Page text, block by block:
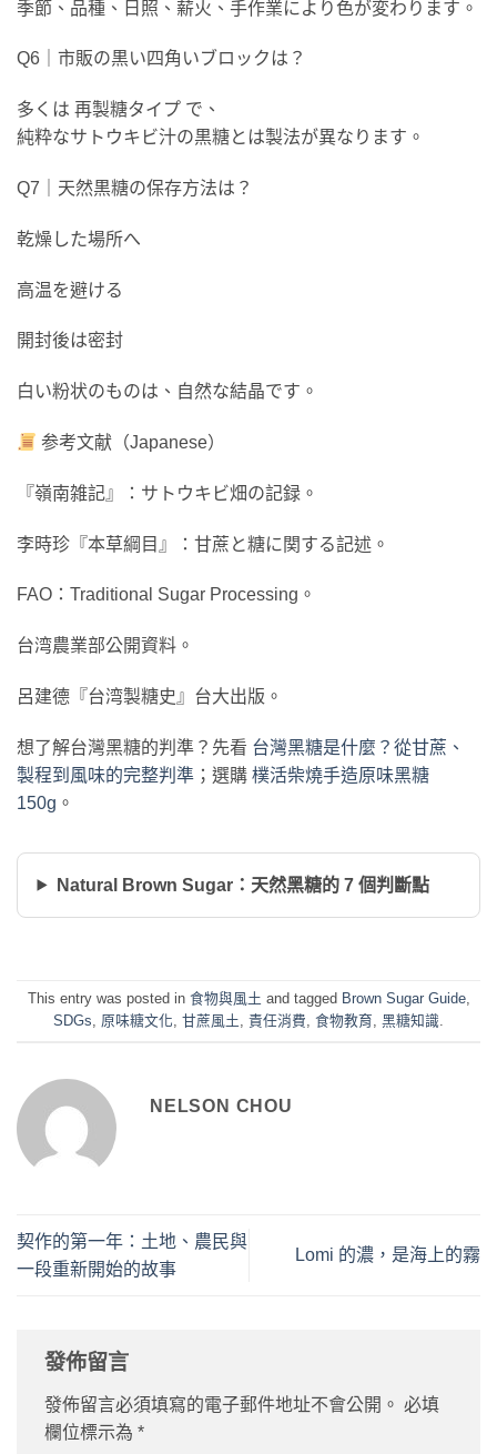
季節、品種、日照、薪火、手作業により色が変わります。
Q6｜市販の黒い四角いブロックは？
多くは 再製糖タイプ で、
純粋なサトウキビ汁の黒糖とは製法が異なります。
Q7｜天然黒糖の保存方法は？
乾燥した場所へ
高温を避ける
開封後は密封
白い粉状のものは、自然な結晶です。
参考文献（Japanese）
『嶺南雑記』：サトウキビ畑の記録。
李時珍『本草綱目』：甘蔗と糖に関する記述。
FAO：Traditional Sugar Processing。
台湾農業部公開資料。
呂建德『台湾製糖史』台大出版。
想了解台灣黑糖的判準？先看 台灣黑糖是什麼？從甘蔗、
製程到風味的完整判準 ；選購 樸活柴燒手造原味黑糖
150g 。
Natural Brown Sugar：天然黑糖的 7 個判斷點
This entry was posted in 食物與風土 and tagged Brown Sugar Guide,
SDGs, 原味糖文化, 甘蔗風土, 責任消費, 食物教育, 黑糖知識.
NELSON CHOU
契作的第一年：土地、農民與
一段重新開始的故事
Lomi 的濃，是海上的霧
發佈留言
發佈留言必須填寫的電子郵件地址不會公開。 必填
欄位標示為 *